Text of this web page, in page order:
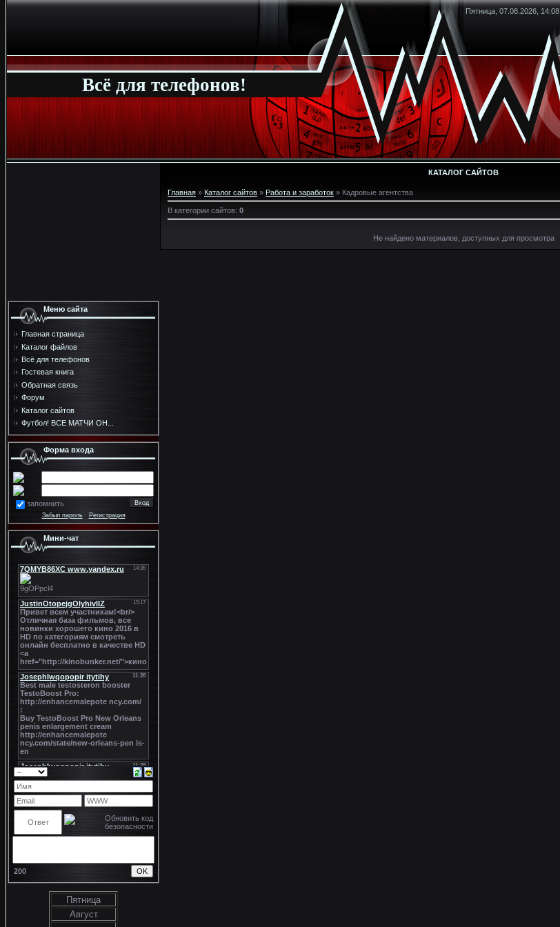
Пятница, 07.08.2026, 14:08
Всё для телефонов!
Меню сайта
Главная страница
Каталог файлов
Всё для телефонов
Гостевая книга
Обратная связь
Форум
Каталог сайтов
Футбол! ВСЕ МАТЧИ ОН...
Форма входа
запомнить
Забыл пароль· Регистрация
Мини-чат
200
Пятница
Август
КАТАЛОГ САЙТОВ
Главная » Каталог сайтов » Работа и заработок » Кадровые агентства
В категории сайтов: 0
Не найдено материалов, доступных для просмотра